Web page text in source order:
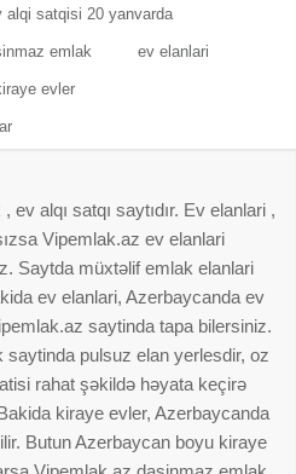
alqi satqisi 20 yanvarda
emlak ev elanlari
evler
alqı satqı saytıdır. Ev elanlari ,
Vipemlak.az ev elanlari
Saytda müxtəlif emlak elanlari
ev elanlari, Azerbaycanda ev
saytinda tapa bilersiniz.
pulsuz elan yerlesdir, oz
rahat şəkildə həyata keçirə
kiraye evler, Azerbaycanda
Butun Azerbaycan boyu kiraye